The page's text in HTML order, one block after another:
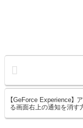
【GeForce Experience】
る画面右上の通知を消す